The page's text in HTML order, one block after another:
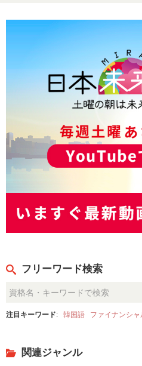
フリーワード検索
注目キーワード: 韓国語 ファイナンシ
関連ジャンル